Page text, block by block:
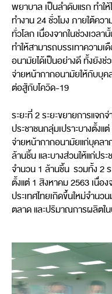
พยาบาล เป็นลำดับแรก ทำใ
ทำงาน 24 ชั่วโมง ภายใต้คว
ทั่วโลก เนื่องจากในช่วงเวล
ทำให้สามารถบรรเทาความ
อนามัยได้เป็นอย่างดี ทั้งยังช่
จ่ายหน้ากากอนามัยให้กับบุค
ต่อสู้กับโควิด-19
ระยะที่ 2 ระยะขยายการแจ
ประชาชนกลุ่มเปราะบางตั้ง
จ่ายหน้ากากอนามัยแก่บุคล
ล้านชิ้น และบางส่วนให้แก่ปร
จำนวน 1 ล้านชิ้น รวมทั้ง 2 ร
ตั้งแต่ 1 สิงหาคม 2563 เนื่อ
ประเทศไทยเกิดขึ้นใหม่จำนว
ตลาด และปริมาณการผลิตใน